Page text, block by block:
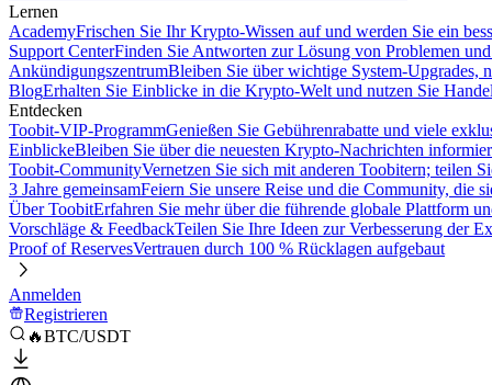
Lernen
AcademyFrischen Sie Ihr Krypto-Wissen auf und werden Sie ein
Support CenterFinden Sie Antworten zur Lösung von Problemen
AnkündigungszentrumBleiben Sie über wichtige System-Upgrades,
BlogErhalten Sie Einblicke in die Krypto-Welt und nutzen Sie
Entdecken
Toobit-VIP-ProgrammGenießen Sie Gebührenrabatte und viele
EinblickeBleiben Sie über die neuesten Krypto-Nachrichten
Toobit-CommunityVernetzen Sie sich mit anderen Toobitern; teilen
3 Jahre gemeinsamFeiern Sie unsere Reise und die Community, die
Über ToobitErfahren Sie mehr über die führende globale Plattform
Vorschläge & FeedbackTeilen Sie Ihre Ideen zur Verbesserung der
Proof of ReservesVertrauen durch 100 % Rücklagen aufgebaut
Anmelden
Registrieren
🔥BTC/USDT